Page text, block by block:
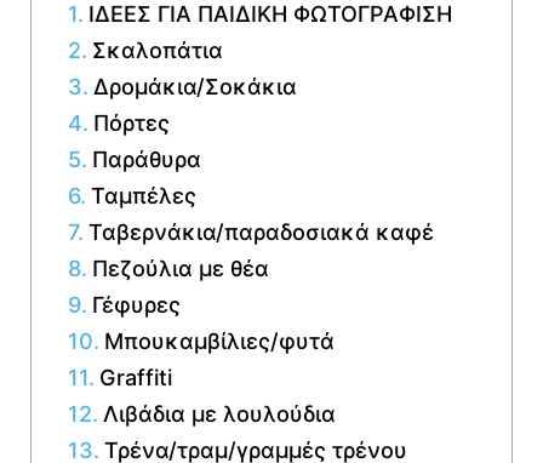
ΙΔΕΕΣ ΓΙΑ ΠΑΙΔΙΚΗ ΦΩΤΟΓΡΑΦΙΣΗ
Σκαλοπάτια
Δρομάκια/Σοκάκια
Πόρτες
Παράθυρα
Ταμπέλες
Ταβερνάκια/παραδοσιακά καφέ
Πεζούλια με θέα
Γέφυρες
Μπουκαμβίλιες/φυτά
Graffiti
Λιβάδια με λουλούδια
Τρένα/τραμ/γραμμές τρένου